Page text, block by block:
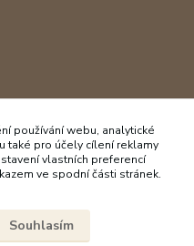
používání webu, analytické
také pro účely cílení reklamy
vlastních preferencí
ve spodní části stránek.
Souhlasím